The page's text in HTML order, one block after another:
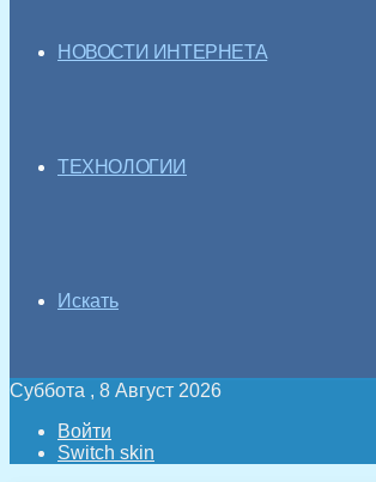
НОВОСТИ ИНТЕРНЕТА
ТЕХНОЛОГИИ
Искать
Суббота , 8 Август 2026
Войти
Switch skin